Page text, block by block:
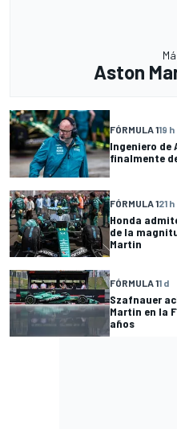
Aston
FÓRMULA 119 h
Ingeniero de
finalmente
FÓRMULA 121 h
Honda
de la
Martin
FÓRMULA 11 d
Szafnauer
Martin en la
años